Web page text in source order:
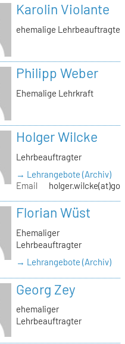
Karolin Violante
ehemalige Lehrbeauftragte
Philipp Weber
Ehemalige Lehrkraft
Holger Wilcke
Lehrbeauftragter
→ Lehrangebote (Archiv)
Email
Florian Wüst
Ehemaliger
Lehrbeauftragter
→ Lehrangebote (Archiv)
Georg Zey
ehemaliger
Lehrbeauftragter